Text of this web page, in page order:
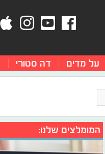
על מדים דה סטורי
המומלצים שלנו: